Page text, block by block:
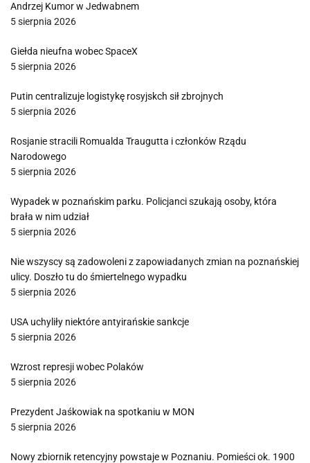
Andrzej Kumor w Jedwabnem
5 sierpnia 2026
Giełda nieufna wobec SpaceX
5 sierpnia 2026
Putin centralizuje logistykę rosyjskch sił zbrojnych
5 sierpnia 2026
Rosjanie stracili Romualda Traugutta i członków Rządu
Narodowego
5 sierpnia 2026
Wypadek w poznańskim parku. Policjanci szukają osoby, która
brała w nim udział
5 sierpnia 2026
Nie wszyscy są zadowoleni z zapowiadanych zmian na poznańskiej
ulicy. Doszło tu do śmiertelnego wypadku
5 sierpnia 2026
USA uchyliły niektóre antyirańskie sankcje
5 sierpnia 2026
Wzrost represji wobec Polaków
5 sierpnia 2026
Prezydent Jaśkowiak na spotkaniu w MON
5 sierpnia 2026
Nowy zbiornik retencyjny powstaje w Poznaniu. Pomieści ok. 1900